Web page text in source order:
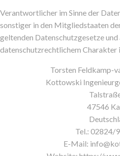
Verantwortlicher im Sinne der
sonstiger in den Mitgliedstaaten
geltenden Datenschutzgesetze
datenschutzrechtlichem Charakter
Torsten Feldkamp-
Kottowski
47546
Tel.: 02824/
E-Mail: